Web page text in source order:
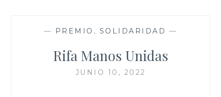
— PREMIO , SOLIDARIDAD —
Rifa Manos Unidas
JUNIO 10, 2022